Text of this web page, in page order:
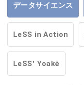
データサイエンス
LeSS in Action
LeSS' Yoaké